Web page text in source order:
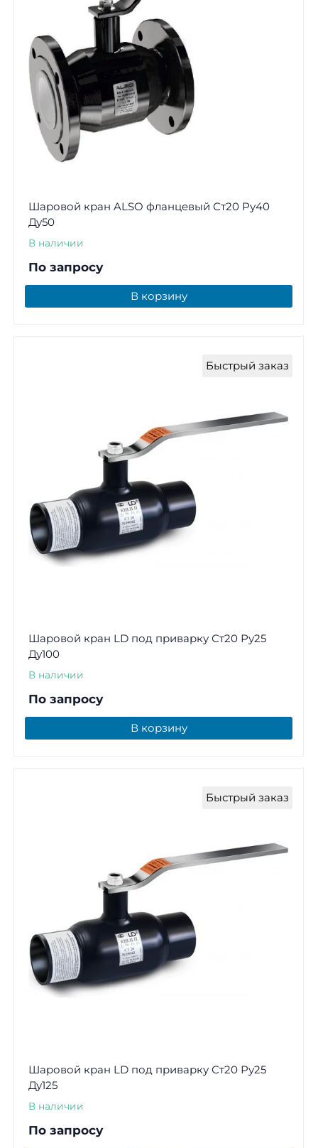
Шаровой кран ALSO фланцевый Ст20 Ру40
Ду50
В наличии
По запросу
В корзину
Быстрый заказ
Шаровой кран LD под приварку Ст20 Ру25
Ду100
В наличии
По запросу
В корзину
Быстрый заказ
Шаровой кран LD под приварку Ст20 Ру25
Ду125
В наличии
По запросу